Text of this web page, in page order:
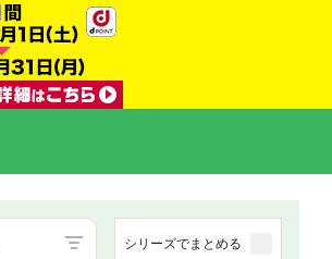
シリーズでまとめる